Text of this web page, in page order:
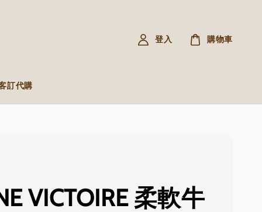
訂代購
登入 購物車
VICTOIRE 柔軟牛